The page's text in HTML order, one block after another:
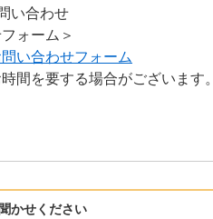
い合わせ
ォーム＞
問い合わせフォーム
間を要する場合がございます。
かせください